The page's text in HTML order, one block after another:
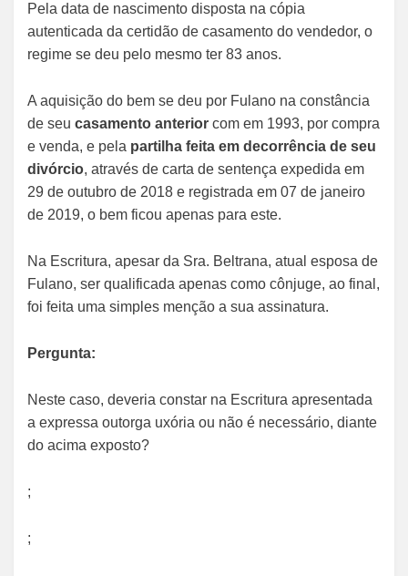
Pela data de nascimento disposta na cópia
autenticada da certidão de casamento do vendedor, o
regime se deu pelo mesmo ter 83 anos.
A aquisição do bem se deu por Fulano na constância
de seu casamento anterior com em 1993, por compra
e venda, e pela partilha feita em decorrência de seu
divórcio, através de carta de sentença expedida em
29 de outubro de 2018 e registrada em 07 de janeiro
de 2019, o bem ficou apenas para este.
Na Escritura, apesar da Sra. Beltrana, atual esposa de
Fulano, ser qualificada apenas como cônjuge, ao final,
foi feita uma simples menção a sua assinatura.
Pergunta:
Neste caso, deveria constar na Escritura apresentada
a expressa outorga uxória ou não é necessário, diante
do acima exposto?
;
;